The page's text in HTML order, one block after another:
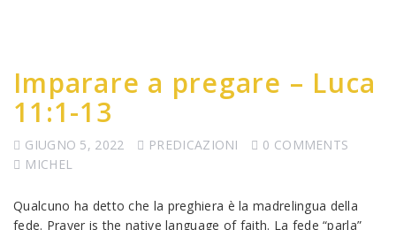
Imparare a pregare – Luca
11:1-13
GIUGNO 5, 2022 PREDICAZIONI
0 COMMENTS
MICHEL
Qualcuno ha detto che la preghiera è la madrelingua della
fede. Prayer is the native language of faith. La fede “parla”